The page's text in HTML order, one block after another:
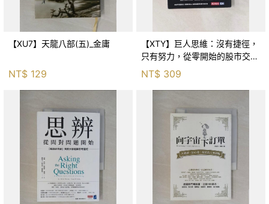
【XU7】天龍八部(五)_金庸
NT$ 129
【XTY】巨人思維：沒有捷徑，
只有努力，從零開始的股市交易
員_巨人傑
NT$ 309